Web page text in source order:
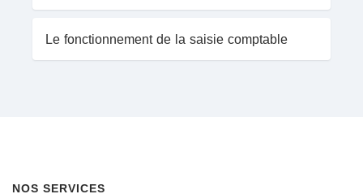
Le fonctionnement de la saisie comptable
NOS SERVICES